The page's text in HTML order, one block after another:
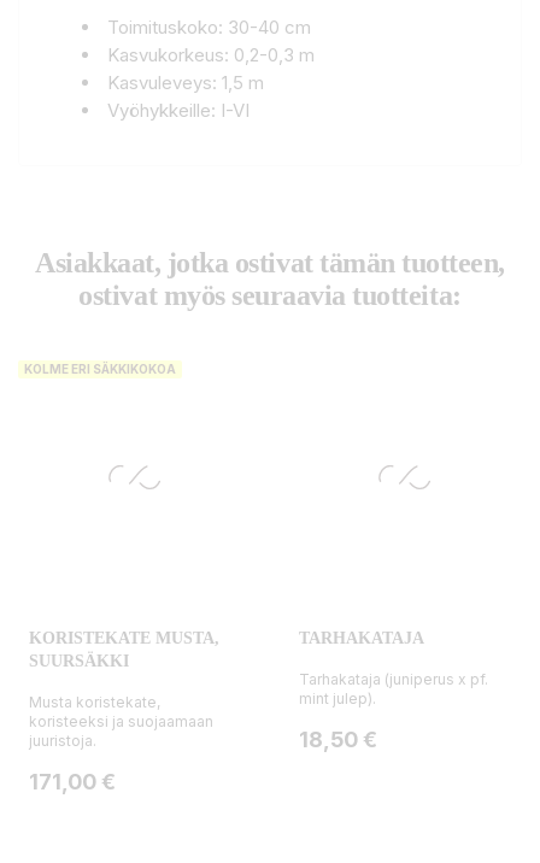
Toimituskoko: 30-40 cm
Kasvukorkeus: 0,2-0,3 m
Kasvuleveys: 1,5 m
Vyöhykkeille: I-VI
Asiakkaat, jotka ostivat tämän tuotteen,
ostivat myös seuraavia tuotteita:
KOLME ERI SÄKKIKOKOA
KORISTEKATE MUSTA,
SUURSÄKKI
Musta koristekate,
koristeeksi ja suojaamaan
juuristoja.
Hinta
171,00 €
TARHAKATAJA
Tarhakataja (juniperus x pf.
mint julep).
Hinta
18,50 €